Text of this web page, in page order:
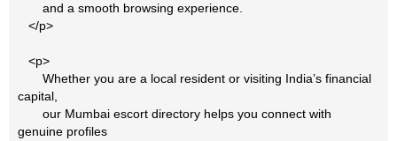
and a smooth browsing experience.
</p>
<p>
Whether you are a local resident or visiting India’s financial
capital,
our Mumbai escort directory helps you connect with
genuine profiles